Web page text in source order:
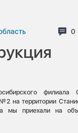
0
филиала
на территории
мы приехали на